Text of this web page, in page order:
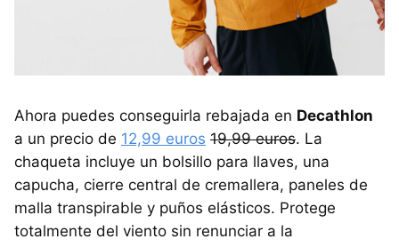
Ahora puedes conseguirla rebajada en Decathlon
a un precio de 12,99 euros 19,99 euros. La
chaqueta incluye un bolsillo para llaves, una
capucha, cierre central de cremallera, paneles de
malla transpirable y puños elásticos. Protege
totalmente del viento sin renunciar a la